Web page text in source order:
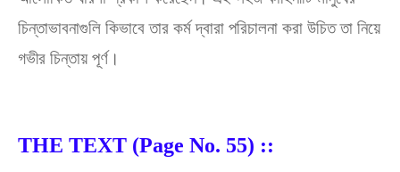
চিন্তাভাবনাগুলি কিভাবে তার কর্ম দ্বারা পরিচালনা করা উচিত তা নিয়ে
গভীর চিন্তায় পূর্ণ।
THE TEXT (Page No. 55) ::